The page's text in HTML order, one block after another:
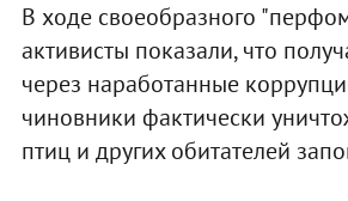
В ходе своеобразного
активисты показали, что
через наработанные
чиновники фактически
птиц и других обитателей